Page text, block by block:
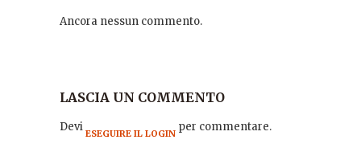
Ancora nessun commento.
LASCIA UN COMMENTO
Devi ESEGUIRE IL LOGIN per commentare.